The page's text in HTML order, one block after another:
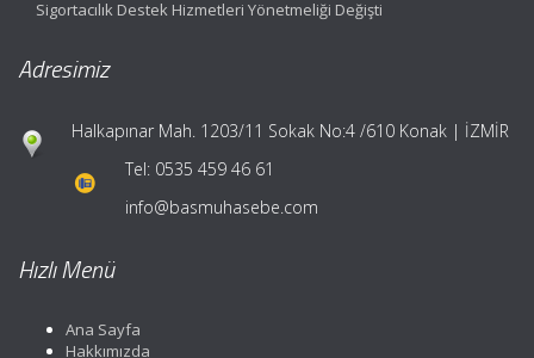
Sigortacılık Destek Hizmetleri Yönetmeliği Değişti
Adresimiz
Halkapınar Mah. 1203/11 Sokak No:4 /610 Konak | İZMİR
Tel: 0535 459 46 61
info@basmuhasebe.com
Hızlı Menü
Ana Sayfa
Hakkımızda